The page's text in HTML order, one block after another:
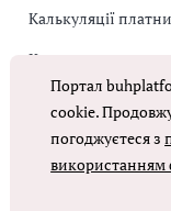
Калькуляції
Коригувальна
Оплата праці в КНП
Портал
cookie.
погоджуєтеся з
використанням